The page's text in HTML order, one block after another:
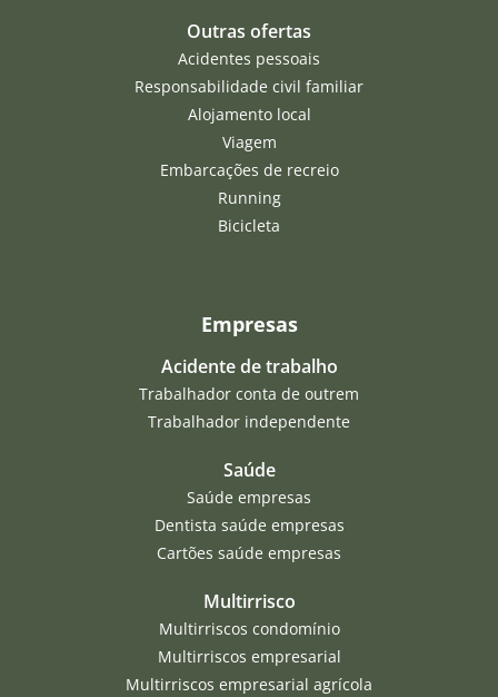
Outras ofertas
Acidentes pessoais
Responsabilidade civil familiar
Alojamento local
Viagem
Embarcações de recreio
Running
Bicicleta
Empresas
Acidente de trabalho
Trabalhador conta de outrem
Trabalhador independente
Saúde
Saúde empresas
Dentista saúde empresas
Cartões saúde empresas
Multirrisco
Multirriscos condomínio
Multirriscos empresarial
Multirriscos empresarial agrícola